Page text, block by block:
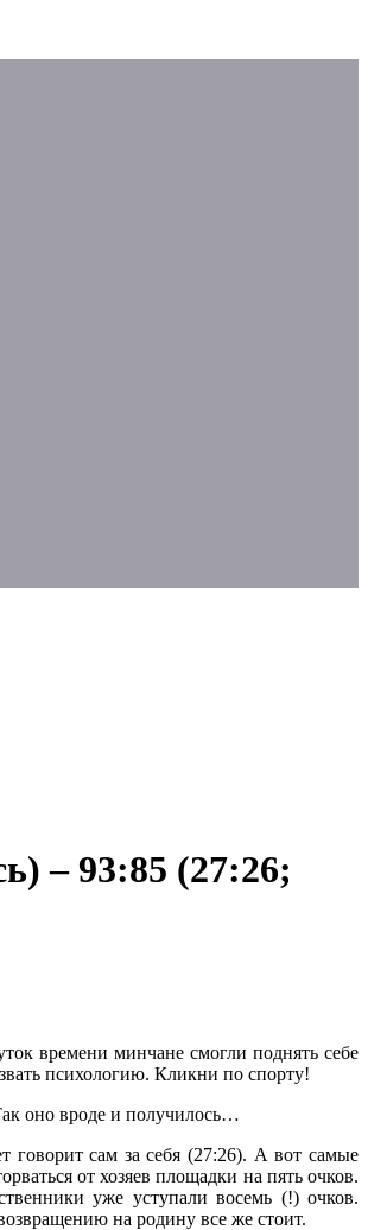
– 93:85 (27:26;
времени минчане смогли поднять себе
психологию. Кликни по спорту!
оно вроде и получилось…
говорит сам за себя (27:26). А вот самые
от хозяев площадки на пять очков.
уже уступали восемь (!) очков.
на родину все же стоит.